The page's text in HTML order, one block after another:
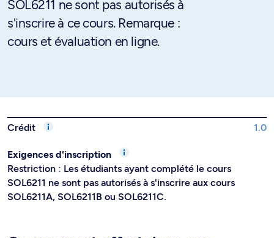
SOL6211 ne sont pas autorisés à
s'inscrire à ce cours. Remarque :
cours et évaluation en ligne.
Crédit 1.0
Exigences d'inscription
Restriction : Les étudiants ayant complété le cours
SOL6211 ne sont pas autorisés à s'inscrire aux cours
SOL6211A, SOL6211B ou SOL6211C.